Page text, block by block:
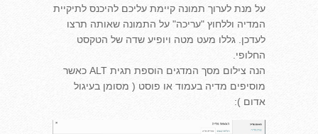
על מנת לערוך תמונה קיימת עליכם להיכנס לתיקיית
המדיה וללחוץ "עריכה" על התמונה שאותה תרצו
לעדכן. גללו מעט מטה ויופיע שדה של הטקסט
החלופי.
הנה צילום מסך המדגים הוספת תגית ALT כאשר
מוסיפים מדיה בעמוד או פוסט ( מסומן בעיגול
אדום ):